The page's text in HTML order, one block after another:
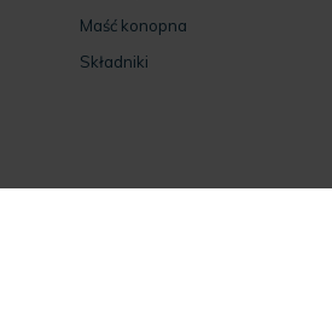
Maść konopna
Składniki